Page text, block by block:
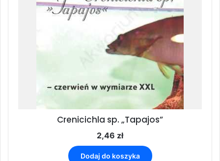
Crenicichla sp. „Tapajos”
2,46 zł
Dodaj do koszyka